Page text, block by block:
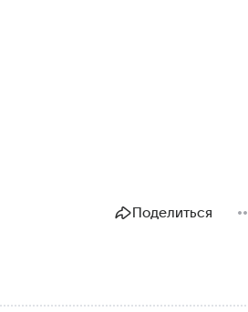
Поделиться